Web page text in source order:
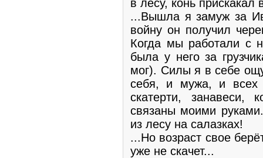
в лесу, конь
...Вышла я замуж за
войну он получил
Когда мы работали с
была у него за
мог). Силы я в себе
себя, и мужа, и всех
скатерти, занавеси,
связаны моими
из лесу на салазках!
...Но возраст свое
уже не скачет...